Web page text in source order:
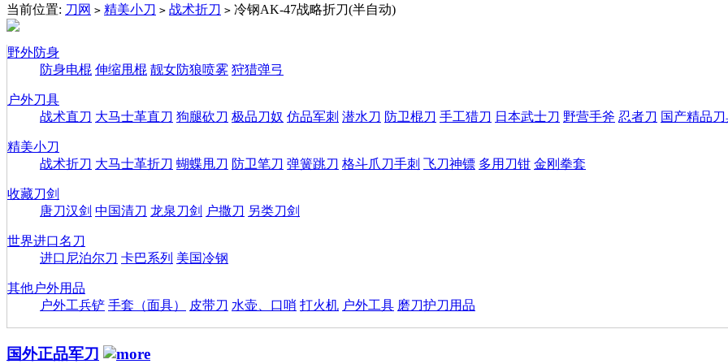
当前位置: 刀网 > 精美小刀 > 战术折刀 > 冷钢AK-47战略折刀(半自动)
野外防身
防身电棍 伸缩甩棍 靓女防狼喷雾 狩猎弹弓
户外刀具
战术直刀 大马士革直刀 狗腿砍刀 极品刀奴 仿品军刺 潜水刀 防卫棍刀 手工猎刀 日本武士刀 野营手斧 忍者刀 国产精品
精美小刀
战术折刀 大马士革折刀 蝴蝶甩刀 防卫笔刀 弹簧跳刀 格斗爪刀手刺 飞刀神镖 多用刀钳 金刚拳套
收藏刀剑
唐刀汉剑 中国清刀 龙泉刀剑 户撒刀 另类刀剑
世界进口名刀
进口尼泊尔刀 卡巴系列 美国冷钢
其他户外用品
户外工兵铲 手套（面具） 皮带刀 水壶、口哨 打火机 户外工具 磨刀护刀用品
国外正品军刀